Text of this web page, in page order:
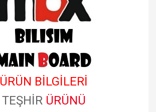
ÜRÜN BİLGİLERİ
TEŞHİR ÜRÜNÜ